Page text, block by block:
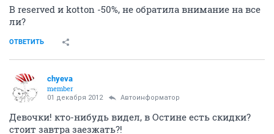
В reserved и kotton -50%, не обратила внимание на все
ли?
ОТВЕТИТЬ
chyeva
member
01 декабря 2012 Автоинформатор
Девочки! кто-нибудь видел, в Остине есть скидки?
стоит завтра заезжать?!